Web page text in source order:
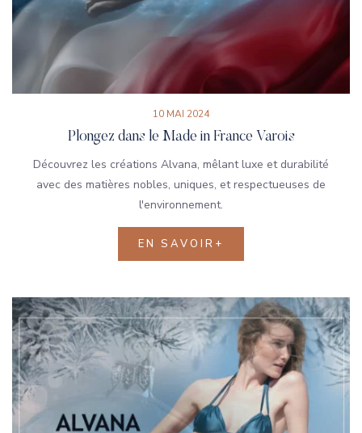
10 MAI 2024
Plongez dans le Made in France Varois
Découvrez les créations Alvana, mêlant luxe et durabilité
avec des matières nobles, uniques, et respectueuses de
l'environnement.
EN SAVOIR+